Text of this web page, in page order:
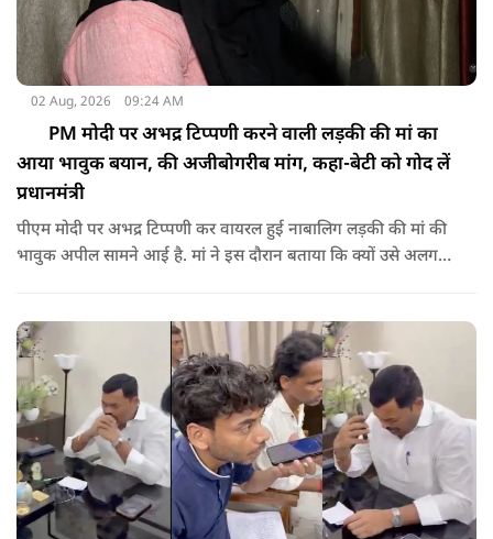
02 Aug, 2026 09:24 AM
PM मोदी पर अभद्र टिप्पणी करने वाली लड़की की मां का
आया भावुक बयान, की अजीबोगरीब मांग, कहा-बेटी को गोद लें
प्रधानमंत्री
पीएम मोदी पर अभद्र टिप्पणी कर वायरल हुई नाबालिग लड़की की मां की
भावुक अपील सामने आई है. मां ने इस दौरान बताया कि क्यों उसे अलग
को गोद लेने के लिए पीएम से अपील भी की है.